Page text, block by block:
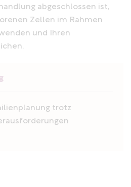
abgeschlossen ist,
Zellen im Rahmen
und Ihren
trotz